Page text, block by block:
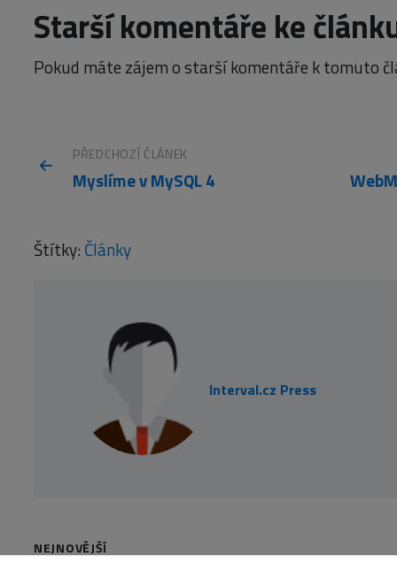
Starší komentáře ke
Pokud máte zájem o starší komentáře k tomuto
PŘEDCHOZÍ ČLÁNEK
Myslíme v MySQL 4
Štítky: Články
Interval.cz Press
NEJNOVĚJŠÍ